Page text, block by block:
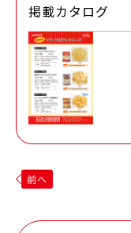
掲載カタログ
前へ